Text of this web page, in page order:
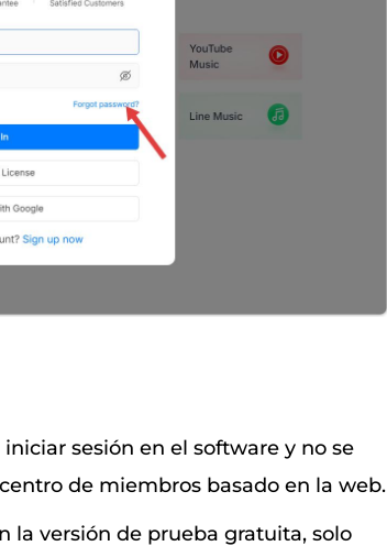
sesión en el software y no se
de miembros basado en la web.
la versión de prueba gratuita, solo